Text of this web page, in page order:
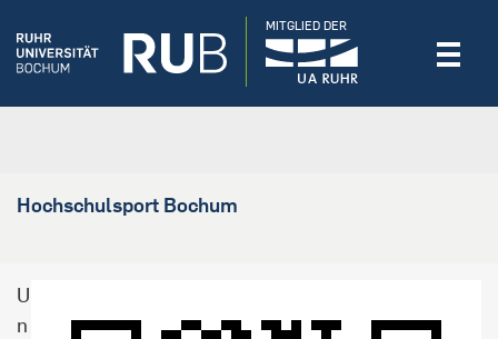
MITGLIED DER
Hochschulsport Bochum
U
n